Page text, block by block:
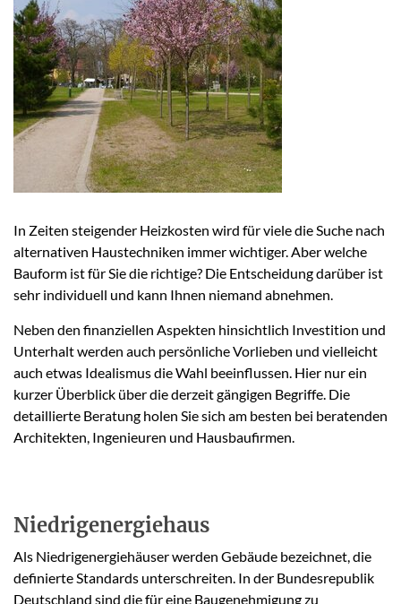
In Zeiten steigender Heizkosten wird für viele die Suche nach
alternativen Haustechniken immer wichtiger. Aber welche
Bauform ist für Sie die richtige? Die Entscheidung darüber ist
sehr individuell und kann Ihnen niemand abnehmen.
Neben den finanziellen Aspekten hinsichtlich Investition und
Unterhalt werden auch persönliche Vorlieben und vielleicht
auch etwas Idealismus die Wahl beeinflussen. Hier nur ein
kurzer Überblick über die derzeit gängigen Begriffe. Die
detaillierte Beratung holen Sie sich am besten bei beratenden
Architekten, Ingenieuren und Hausbaufirmen.
Niedrigenergiehaus
Als Niedrigenergiehäuser werden Gebäude bezeichnet, die
definierte Standards unterschreiten. In der Bundesrepublik
Deutschland sind die für eine Baugenehmigung zu